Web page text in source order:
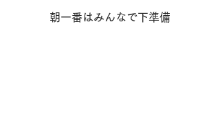
朝一番はみんなで下準備